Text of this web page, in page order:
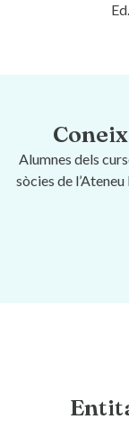
Alumnes dels
sòcies de